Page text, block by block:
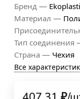
Бренд —
Материал —
Тип соединения
Страна — Чехия
Все